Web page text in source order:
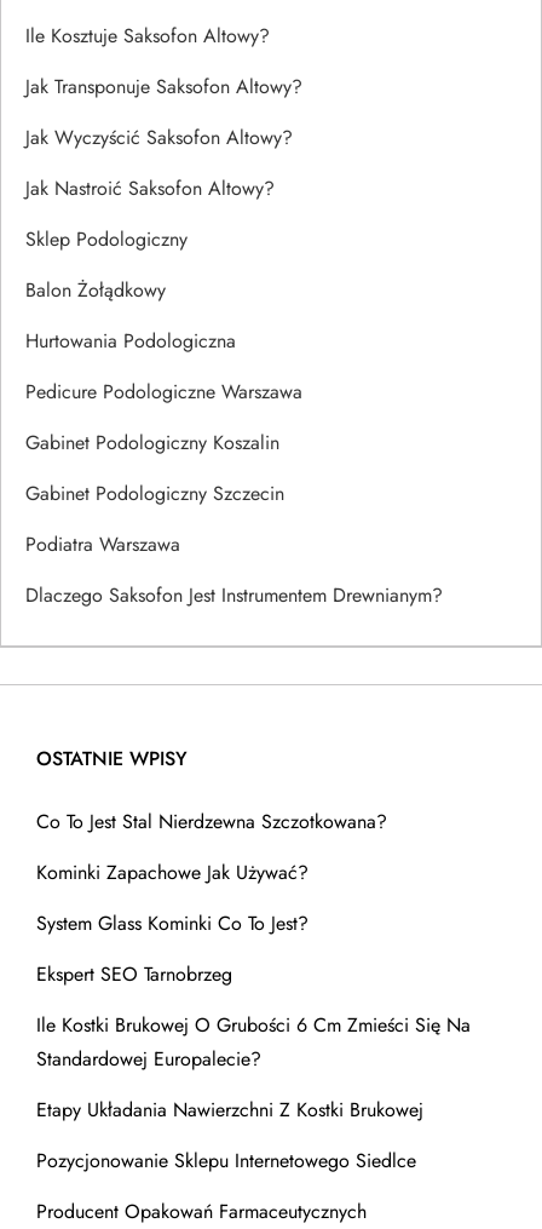
Ile Kosztuje Saksofon Altowy?
Jak Transponuje Saksofon Altowy?
Jak Wyczyścić Saksofon Altowy?
Jak Nastroić Saksofon Altowy?
Sklep Podologiczny
Balon Żołądkowy
Hurtowania Podologiczna
Pedicure Podologiczne Warszawa
Gabinet Podologiczny Koszalin
Gabinet Podologiczny Szczecin
Podiatra Warszawa
Dlaczego Saksofon Jest Instrumentem Drewnianym?
OSTATNIE WPISY
Co To Jest Stal Nierdzewna Szczotkowana?
Kominki Zapachowe Jak Używać?
System Glass Kominki Co To Jest?
Ekspert SEO Tarnobrzeg
Ile Kostki Brukowej O Grubości 6 Cm Zmieści Się Na
Standardowej Europalecie?
Etapy Układania Nawierzchni Z Kostki Brukowej
Pozycjonowanie Sklepu Internetowego Siedlce
Producent Opakowań Farmaceutycznych